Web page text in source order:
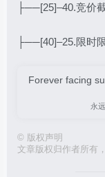
├──[25]–40.竞价
├──[40]–25.限时
Forever facing
永
© 版权声明
文章版权归作者所有